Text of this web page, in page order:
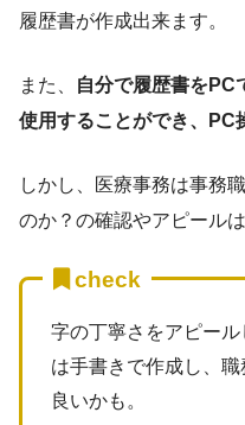
履歴書が作成出来ます。
また、
自分で履歴書を
使用することができ、PC
しかし、医療事務は事務
のか？の確認やアピール
check
字の丁寧さをアピー
は手書きで作成し、
良いかも。